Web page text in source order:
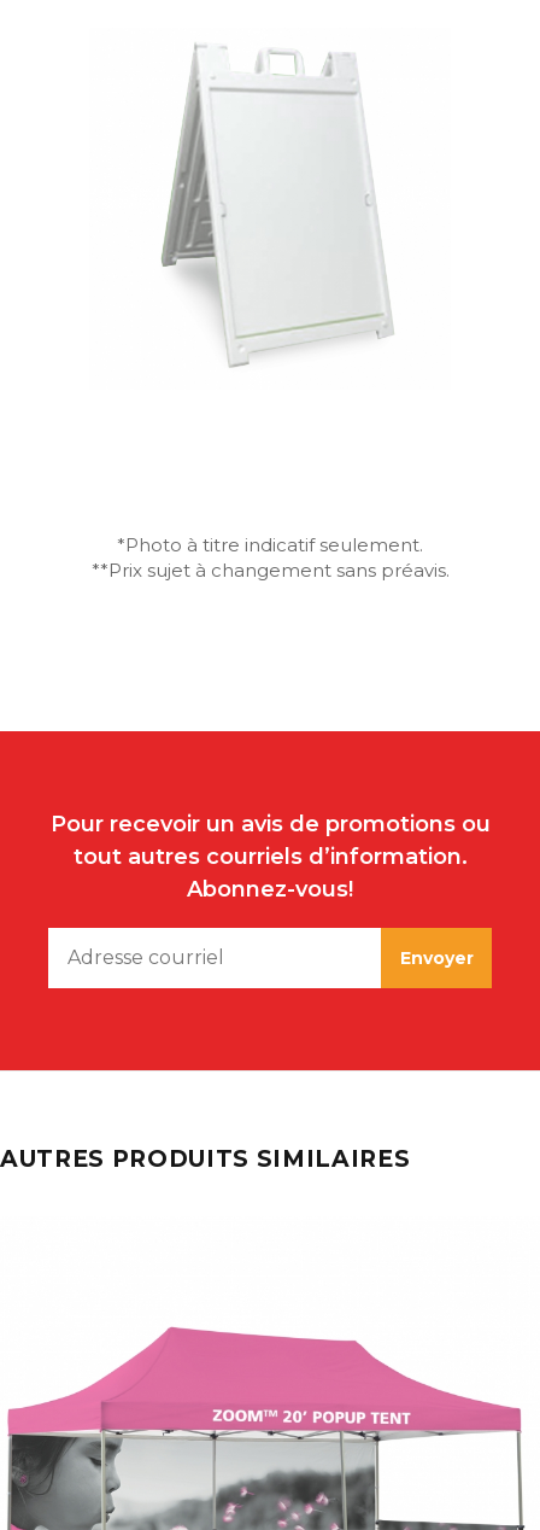
*Photo à titre indicatif seulement.
**Prix sujet à changement sans préavis.
Pour recevoir un avis de promotions ou
tout autres courriels d’information.
Abonnez-vous!
AUTRES PRODUITS SIMILAIRES
pop up tente
standard